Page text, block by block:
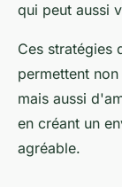
qui peut aussi
Ces stratégies
permettent
mais aussi
en créant un
agréable.